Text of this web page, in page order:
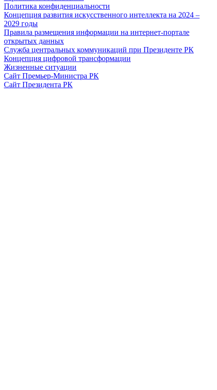
Политика конфиденциальности
Концепция развития искусственного интеллекта на 2024 –
2029 годы
Правила размещения информации на интернет-портале
открытых данных
Служба центральных коммуникаций при Президенте РК
Концепция цифровой трансформации
Жизненные ситуации
Сайт Премьер-Министра РК
Сайт Президента РК